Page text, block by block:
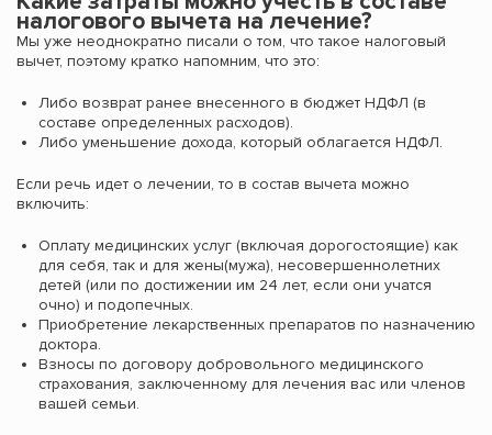
налогового вычета на лечение?
Мы уже неоднократно писали о том, что такое налоговый
вычет, поэтому кратко напомним, что это:
Либо возврат ранее внесенного в бюджет НДФЛ (в
составе определенных расходов).
Либо уменьшение дохода, который облагается НДФЛ.
Если речь идет о лечении, то в состав вычета можно
включить:
Оплату медицинских услуг (включая дорогостоящие) как
для себя, так и для жены(мужа), несовершеннолетних
детей (или по достижении им 24 лет, если они учатся
очно) и подопечных.
Приобретение лекарственных препаратов по назначению
доктора.
Взносы по договору добровольного медицинского
страхования, заключенному для лечения вас или членов
вашей семьи.